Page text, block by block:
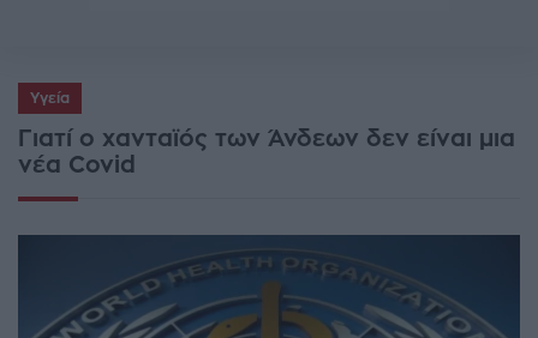
Υγεία
Γιατί ο χανταϊός των Άνδεων δεν είναι μια
νέα Covid